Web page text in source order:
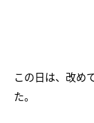
この日は、改め
た。